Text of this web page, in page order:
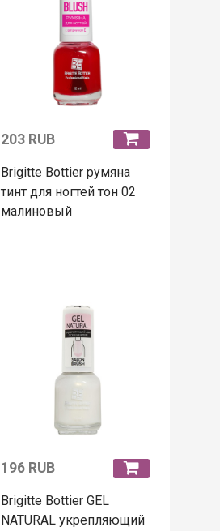
203 RUB
Brigitte Bottier румяна
тинт для ногтей тон 02
малиновый
196 RUB
Brigitte Bottier GEL
NATURAL укрепляющий